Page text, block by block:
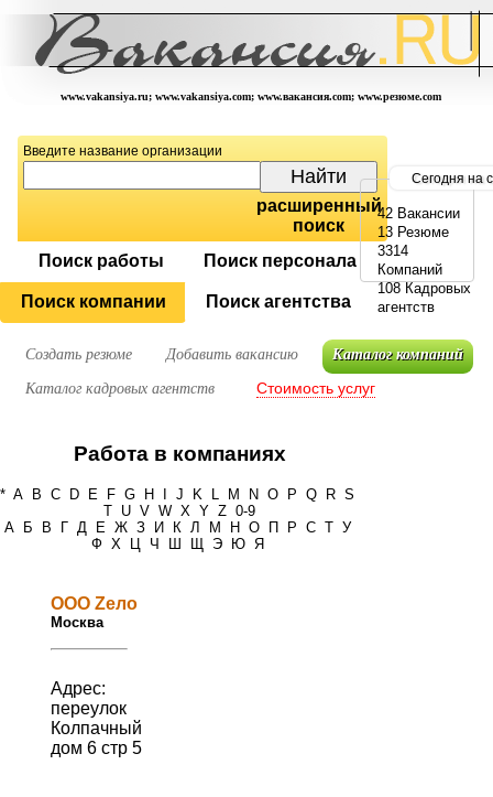
www.vakansiya.ru; www.vakansiya.com; www.вакансия.com; www.резюме.com
Введите название организации
расширенный
поиск
Поиск работы
Поиск персонала
Поиск компании Поиск агентства
Сегодня на
42 Вакансии
13 Резюме
3314
Компаний
108 Кадровых
агентств
Создать резюме Добавить вакансию Каталог компаний
Каталог кадровых агентств Стоимость услуг
Работа в компаниях
* A B C D E F G H J K L M N O P Q R S
T U V W X Y Z 0-9
А
Б В Г Д Е Ж З И К Л М Н О П Р С Т У
Ф Х Ц Ч Ш Щ Э Ю Я
ООО Zело
Москва
Адрес:
переулок
Колпачный
дом 6 стр 5